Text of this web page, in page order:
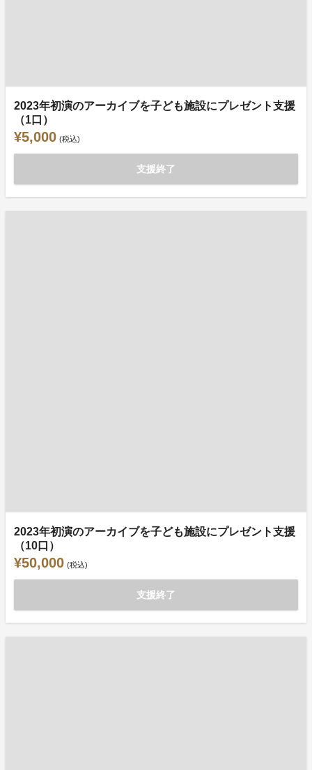
2023年初演のアーカイブを子ども施設にプレゼント支援
（1口）
¥5,000 (税込)
支援終了
2023年初演のアーカイブを子ども施設にプレゼント支援
（10口）
¥50,000 (税込)
支援終了